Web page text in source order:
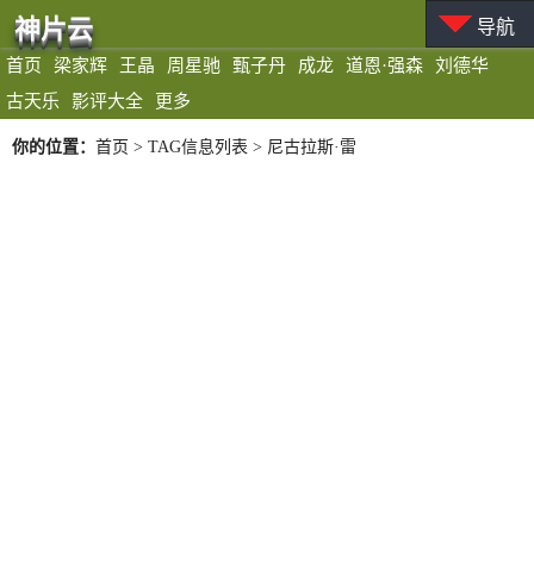
首页 梁家辉 王晶 周星驰 甄子丹 成龙 道恩·强森
刘德华
古天乐
影评大全 更多
神片云 导航
你的位置： 首页 > TAG信息列表 > 尼古拉斯·雷